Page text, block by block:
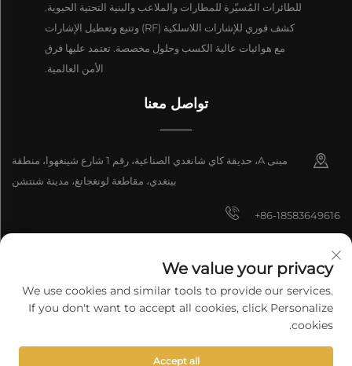
للطائرات المُسيّرة للمطارات والملاعب والبنية التحتية الحيوية.
كشف فوري للإشارات اللاسلكية (RF) وتتبع وتعطيل الإشارات
مع هوائيات عالية الكسب وحلول مخصصة. تعتمد عليها فرق
الأمن العالمية.
تواصل معنا
مبنى A، حديقة كاي شانغدي الصناعية، رقم 1 شارع شينغهوا، منطقة
بينغدي، مقاطعة لونغجانغ، مدينة شنتشن
+86-18583649616
8618165761396
جميع الحقوق محفوظة © 2025 شركة شنتشن لونغيوان للتكنولوجيا المحدودة.
سياسة الخصوصية
We value your privacy
We use cookies and similar tools to provide our services.
If you don't want to accept all cookies, click Personalize
cookies.
Accept all